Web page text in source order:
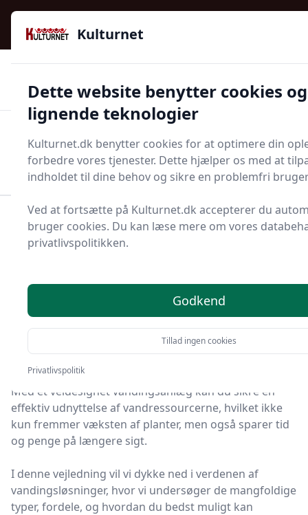
Kulturnet - Alt Det Gode I Livet | Din Kulturguide Siden
2016
97 kategorier 👍Kun godkendte butikker
Start søgning
Start søgning
Forside Bolig og indretning
Terrasse og have
Vandingssystem
på lager
Vandingssystemer udgør en afgørende komponent i
både private haver og landbrug.
Med et veldesignet vandingsanlæg kan du sikre en
effektiv udnyttelse af vandressourcerne, hvilket ikke
kun fremmer væksten af planter, men også sparer tid
og penge på længere sigt.
I denne vejledning vil vi dykke ned i verdenen af
vandingsløsninger, hvor vi undersøger de mangfoldige
typer, fordele, og hvordan du bedst muligt kan
Kulturnet
Dette website benytter cookies og
lignende teknologier
Kulturnet.dk benytter cookies for at optimere din
forbedre vores tjenester. Dette hjælper os med at
indholdet til dine behov og sikre en problemfri
Ved at fortsætte på Kulturnet.dk accepterer du
bruger cookies. Du kan læse mere om vores
privatlivspolitikken.
Godkend
Tillad ingen cookies
Privatlivspolitik